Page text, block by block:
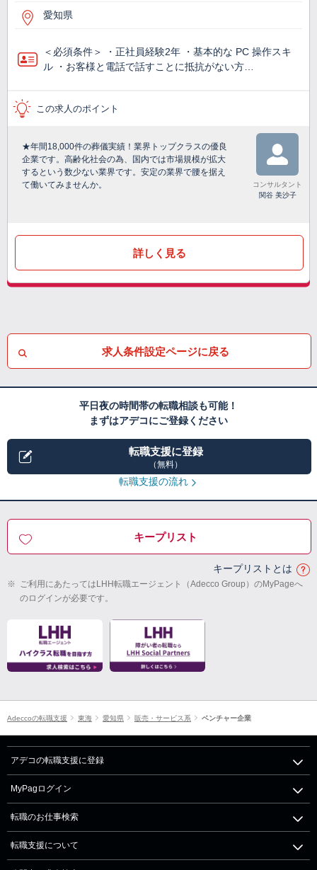
愛知県
＜必須条件＞ ・正社員経験2年 ・基本的な PC 操作スキ
ル ・お客様と電話で話すことに抵抗がない方…
この求人のポイント
★年間18,000件の葬儀実績！業界トップクラスの優良
企業です。高齢化社会の為、国内では市場規模が拡大
するという数少ない業界です。安定の業界で腰を据え
て働いてみませんか。
コンサルタント
関谷 美沙子
詳しく見る
求人条件設定ページに戻る
平日夜の時間帯の転職相談も可能！
まずはアデコにご登録ください
転職支援に登録
（無料）
転職支援の流れ
キープリスト
キープリストとは
※ ご利用にあたってはLHH転職エージェント（Adecco Group）のMyPageへ
のログインが必要です。
Adeccoの転職支援 東海 愛知県 販売・サービス系 ベンチャー企業
アデコの転職支援に登録
MyPagログイン
転職のお仕事検索
転職支援について